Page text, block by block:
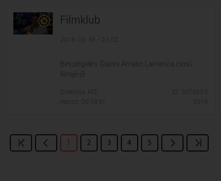
Filmklub
Beszélgetés Gianni Amelio Lamerica című
filmjéről.
Csatorna: M2
Hossz: 00:18:31
ID: 3075953
1 2 3 4 5